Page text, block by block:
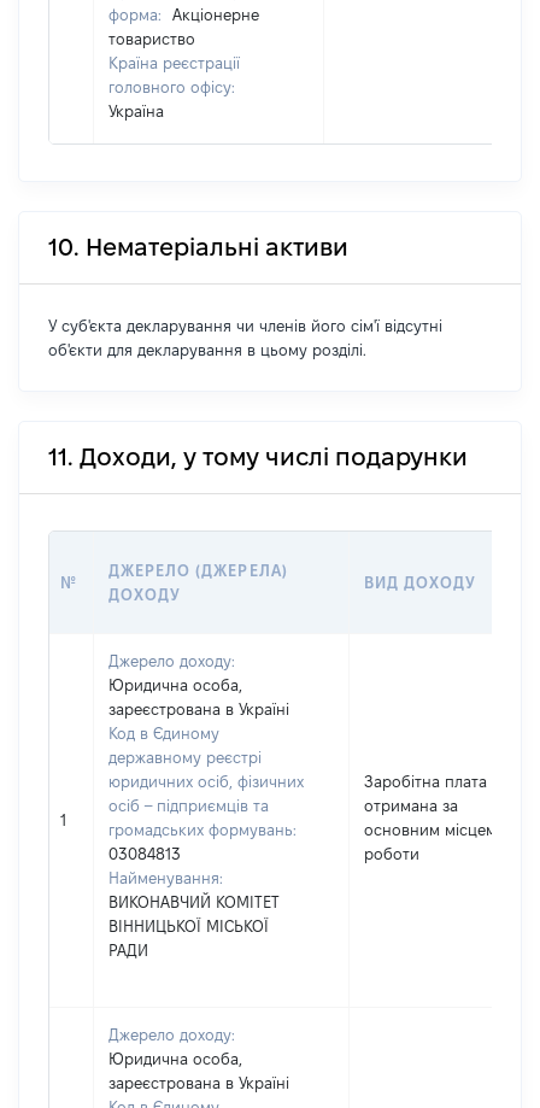
форма:
Акціонерне
товариство
Країна реєстрації
головного офісу:
Україна
10. Нематеріальні активи
У суб'єкта декларування чи членів його сім'ї відсутні
об'єкти для декларування в цьому розділі.
11. Доходи, у тому числі подарунки
№
ДЖЕРЕЛО (ДЖЕРЕЛА)
ДОХОДУ
ВИД ДОХОДУ
1
Джерело доходу:
Юридична особа,
зареєстрована в Україні
Код в Єдиному
державному реєстрі
юридичних осіб, фізичних
осіб – підприємців та
громадських формувань:
03084813
Найменування:
ВИКОНАВЧИЙ КОМІТЕТ
ВІННИЦЬКОЇ МІСЬКОЇ
РАДИ
Заробітна плата
отримана за
основним місцем
роботи
Джерело доходу:
Юридична особа,
зареєстрована в Україні